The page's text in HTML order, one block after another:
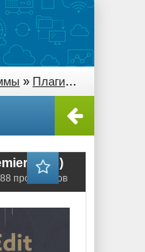
» Плагины (Plug-ins)
Pro)
просмотров